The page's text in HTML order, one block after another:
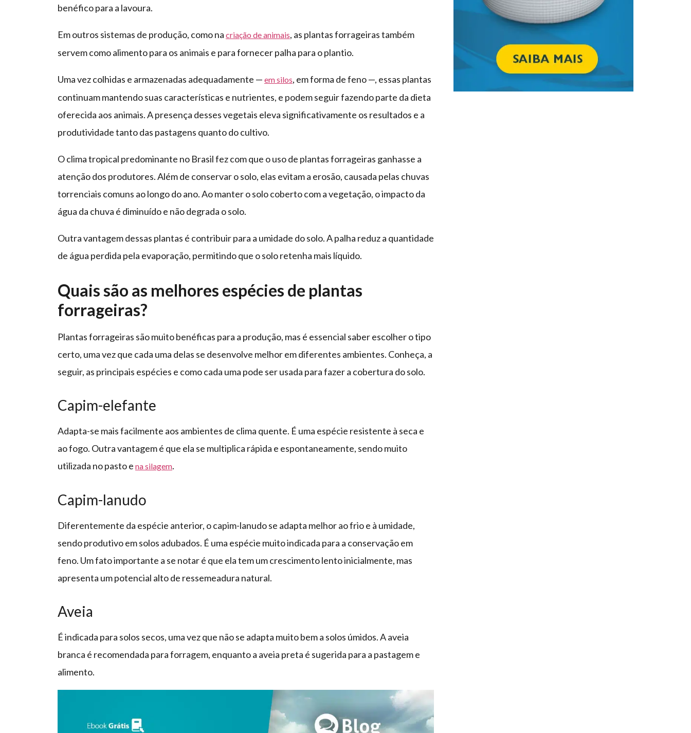
benéfico para a lavoura.
Em outros sistemas de produção, como na criação de animais, as plantas forrageiras também
servem como alimento para os animais e para fornecer palha para o plantio.
Uma vez colhidas e armazenadas adequadamente — em silos, em forma de feno —, essas plantas
continuam mantendo suas características e nutrientes, e podem seguir fazendo parte da dieta
oferecida aos animais. A presença desses vegetais eleva significativamente os resultados e a
produtividade tanto das pastagens quanto do cultivo.
O clima tropical predominante no Brasil fez com que o uso de plantas forrageiras ganhasse a
atenção dos produtores. Além de conservar o solo, elas evitam a erosão, causada pelas chuvas
torrenciais comuns ao longo do ano. Ao manter o solo coberto com a vegetação, o impacto da
água da chuva é diminuído e não degrada o solo.
Outra vantagem dessas plantas é contribuir para a umidade do solo. A palha reduz a quantidade
de água perdida pela evaporação, permitindo que o solo retenha mais líquido.
Quais são as melhores espécies de plantas
forrageiras?
Plantas forrageiras são muito benéficas para a produção, mas é essencial saber escolher o tipo
certo, uma vez que cada uma delas se desenvolve melhor em diferentes ambientes. Conheça, a
seguir, as principais espécies e como cada uma pode ser usada para fazer a cobertura do solo.
Capim-elefante
Adapta-se mais facilmente aos ambientes de clima quente. É uma espécie resistente à seca e
ao fogo. Outra vantagem é que ela se multiplica rápida e espontaneamente, sendo muito
utilizada no pasto e na silagem.
Capim-lanudo
Diferentemente da espécie anterior, o capim-lanudo se adapta melhor ao frio e à umidade,
sendo produtivo em solos adubados. É uma espécie muito indicada para a conservação em
feno. Um fato importante a se notar é que ela tem um crescimento lento inicialmente, mas
apresenta um potencial alto de ressemeadura natural.
Aveia
É indicada para solos secos, uma vez que não se adapta muito bem a solos úmidos. A aveia
branca é recomendada para forragem, enquanto a aveia preta é sugerida para a pastagem e
alimento.